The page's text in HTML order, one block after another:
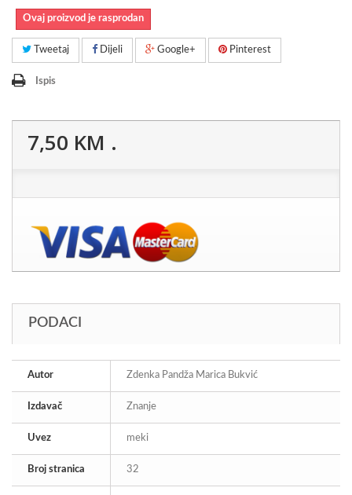
Ovaj proizvod je rasprodan
Tweetaj Dijeli Google+ Pinterest
Ispis
7,50 KM .
PODACI
Autor Zdenka Pandža Marica Bukvić
Izdavač Znanje
Uvez meki
Broj stranica 32